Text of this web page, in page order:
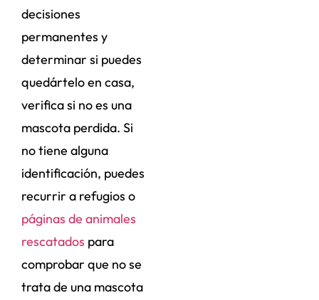
decisiones
permanentes y
determinar si puedes
quedártelo en casa,
verifica si no es una
mascota perdida. Si
no tiene alguna
identificación, puedes
recurrir a refugios o
páginas de animales
rescatados para
comprobar que no se
trata de una mascota